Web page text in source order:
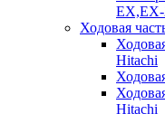
Ходовая
Hitachi
Hitachi